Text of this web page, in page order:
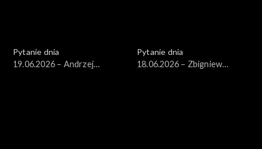
Pytanie dnia
19.06.2026 – Andrzej
Pytanie dnia
18.06.2026 – Zbigniew